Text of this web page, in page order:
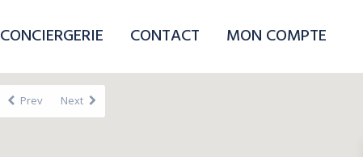
CONCIERGERIE CONTACT MON COMPTE
Prev Next